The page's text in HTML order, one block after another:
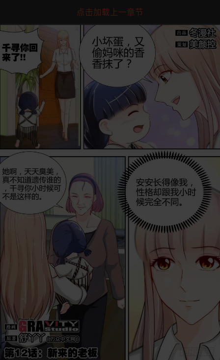
点击加载上一章节